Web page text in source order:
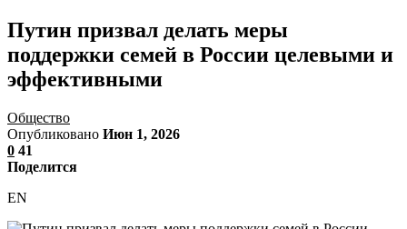
Путин призвал делать меры
поддержки семей в России целевыми и
эффективными
Общество
Опубликовано Июн 1, 2026
0 41
Поделится
EN